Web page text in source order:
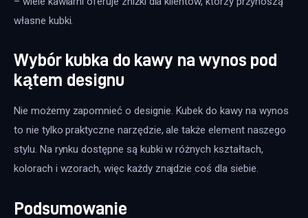
własne kubki.
Wybór kubka do kawy na wynos pod
kątem designu
Nie możemy zapomnieć o designie. Kubek do kawy na wynos
to nie tylko praktyczne narzędzie, ale także element naszego
stylu. Na rynku dostępne są kubki w różnych kształtach,
kolorach i wzorach, więc każdy znajdzie coś dla siebie.
Podsumowanie